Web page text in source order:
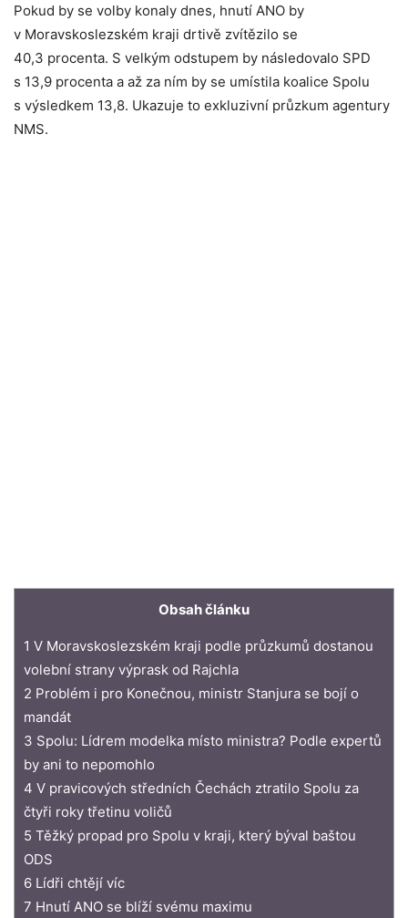
Pokud by se volby konaly dnes, hnutí ANO by
v Moravskoslezském kraji drtivě zvítězilo se
40,3 procenta. S velkým odstupem by následovalo SPD
s 13,9 procenta a až za ním by se umístila koalice Spolu
s výsledkem 13,8. Ukazuje to exkluzivní průzkum agentury
NMS.
Obsah článku
1 V Moravskoslezském kraji podle průzkumů dostanou
volební strany výprask od Rajchla
2 Problém i pro Konečnou, ministr Stanjura se bojí o
mandát
3 Spolu: Lídrem modelka místo ministra? Podle expertů
by ani to nepomohlo
4 V pravicových středních Čechách ztratilo Spolu za
čtyři roky třetinu voličů
5 Těžký propad pro Spolu v kraji, který býval baštou
ODS
6 Lídři chtějí víc
7 Hnutí ANO se blíží svému maximu